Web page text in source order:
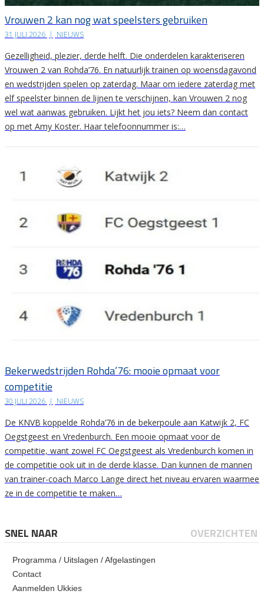
Vrouwen 2 kan nog wat speelsters gebruiken
31 JULI 2026 | NIEUWS
Gezelligheid, plezier, derde helft. Die onderdelen karakteriseren
Vrouwen 2 van Rohda’76. En natuurlijk trainen op woensdagavond
en wedstrijden spelen op zaterdag. Maar om iedere zaterdag met
elf speelster binnen de lijnen te verschijnen, kan Vrouwen 2 nog
wel wat aanwas gebruiken. Lijkt het jou iets? Neem dan contact
op met Amy Koster. Haar telefoonnummer is:…
Bekerwedstrijden Rohda’76: mooie opmaat voor
competitie
30 JULI 2026 | NIEUWS
De KNVB koppelde Rohda’76 in de bekerpoule aan Katwijk 2, FC
Oegstgeest en Vredenburch. Een mooie opmaat voor de
competitie, want zowel FC Oegstgeest als Vredenburch komen in
de competitie ook uit in de derde klasse. Dan kunnen de mannen
van trainer-coach Marco Lange direct het niveau ervaren waarmee
ze in de competitie te maken…
SNEL NAAR OVERZICHTEN
Programma / Uitslagen / Afgelastingen
Contact
Aanmelden Ukkies